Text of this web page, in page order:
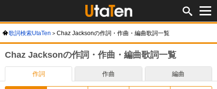
歌詞検索UtaTen Chaz Jacksonの作詞・作曲・編曲歌詞一覧
Chaz Jacksonの作詞・作曲・編曲歌詞一覧
作詞 作曲 編曲